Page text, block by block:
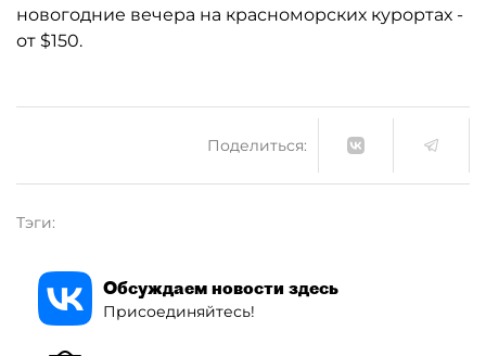
новогодние вечера на красноморских курортах -
от $150.
Поделиться:
Тэги:
Обсуждаем новости здесь
Присоединяйтесь!